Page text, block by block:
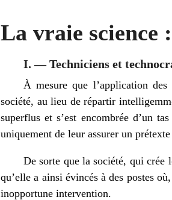
La vraie science
I. — Techniciens et
À mesure que l’application
société, au lieu de répartir
superflus et s’est encombrée d’un
uniquement de leur assurer un
De sorte que la société, qui crée
qu’elle a ainsi évincés à des postes
inopportune intervention.